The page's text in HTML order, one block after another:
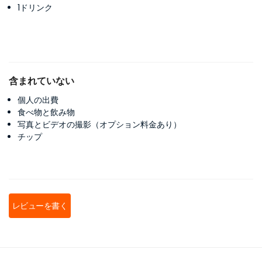
1ドリンク
含まれていない
個人の出費
食べ物と飲み物
写真とビデオの撮影（オプション料金あり）
チップ
レビューを書く